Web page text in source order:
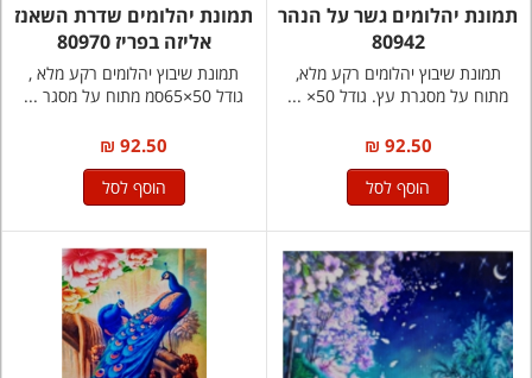
תמונת יהלומים גשר על הנהר
80942
תמונת שיבוץ יהלומים רקע מלא,
מתוח על מסגרת עץ. גודל 50× ...
92.50 ₪
הוסף לסל
תמונת יהלומים שדרת השאנז
אליזה בפריז 80970
תמונת שיבוץ יהלומים רקע מלא ,
גודל 50×65סמ מתוח על מסגר ...
92.50 ₪
הוסף לסל